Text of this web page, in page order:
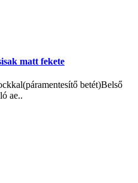
matt fekete
betét)Belső
ae..